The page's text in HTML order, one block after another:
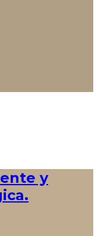
y